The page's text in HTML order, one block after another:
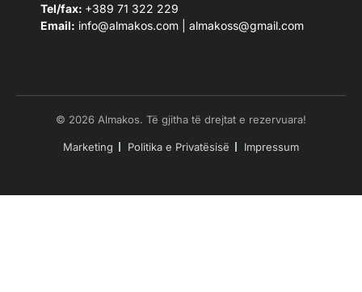
Tel/fax: +389 71 322 229
Email: info@almakos.com almakoss@gmail.com
© 2026 Almakos. Të gjitha të drejtat e rezervuara!
Marketing Politika e Privatësisë Impressum